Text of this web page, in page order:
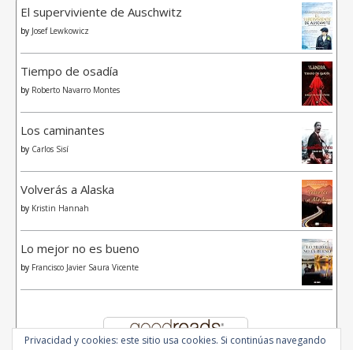
El superviviente de Auschwitz
by Josef Lewkowicz
Tiempo de osadía
by Roberto Navarro Montes
Los caminantes
by Carlos Sisí
Volverás a Alaska
by Kristin Hannah
Lo mejor no es bueno
by Francisco Javier Saura Vicente
Privacidad y cookies: este sitio usa cookies. Si continúas navegando